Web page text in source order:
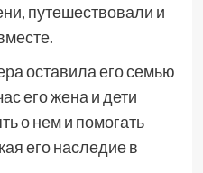
путешествовали и
оставила его семью
его жена и дети
о нем и помогать
его наследие в